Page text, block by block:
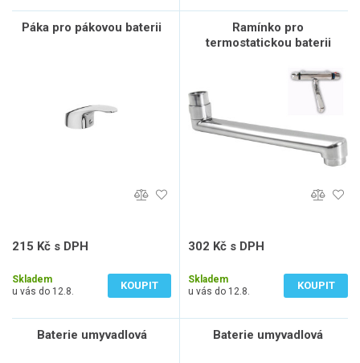
Páka pro pákovou baterii
215 Kč s DPH
Skladem
u vás do 12.8.
KOUPIT
Ramínko pro
termostatickou baterii
302 Kč s DPH
Skladem
u vás do 12.8.
KOUPIT
Baterie umyvadlová Baterie umyvadlová